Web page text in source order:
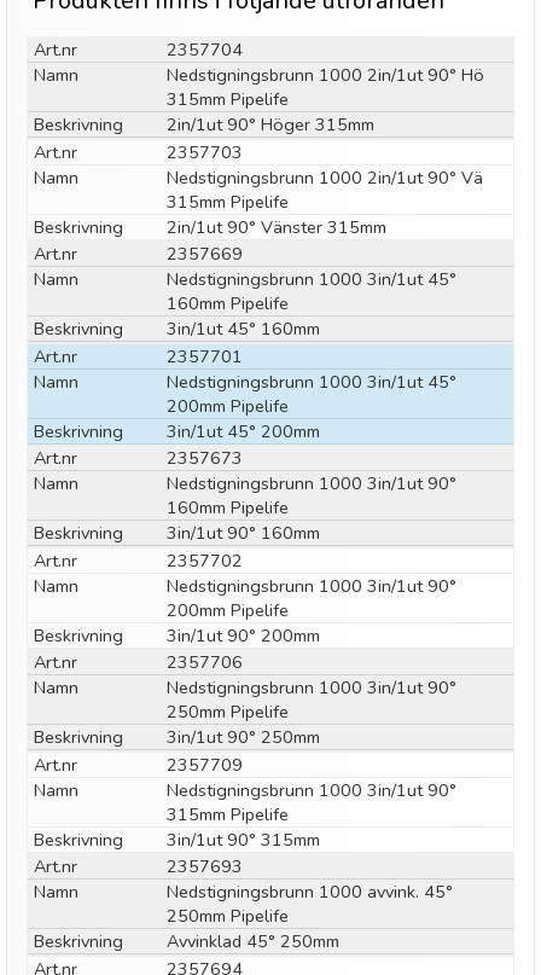
Art.nr
2357704
Namn
Nedstigningsbrunn 1000 2in/1ut 90° Hö
315mm Pipelife
Beskrivning
2in/1ut 90° Höger 315mm
Art.nr
2357703
Namn
Nedstigningsbrunn 1000 2in/1ut 90° Vä
315mm Pipelife
Beskrivning
2in/1ut 90° Vänster 315mm
Art.nr
2357669
Namn
Nedstigningsbrunn 1000 3in/1ut 45°
160mm Pipelife
Beskrivning
3in/1ut 45° 160mm
Art.nr
2357701
Namn
Nedstigningsbrunn 1000 3in/1ut 45°
200mm Pipelife
Beskrivning
3in/1ut 45° 200mm
Art.nr
2357673
Namn
Nedstigningsbrunn 1000 3in/1ut 90°
160mm Pipelife
Beskrivning
3in/1ut 90° 160mm
Art.nr
2357702
Namn
Nedstigningsbrunn 1000 3in/1ut 90°
200mm Pipelife
Beskrivning
3in/1ut 90° 200mm
Art.nr
2357706
Namn
Nedstigningsbrunn 1000 3in/1ut 90°
250mm Pipelife
Beskrivning
3in/1ut 90° 250mm
Art.nr
2357709
Namn
Nedstigningsbrunn 1000 3in/1ut 90°
315mm Pipelife
Beskrivning
3in/1ut 90° 315mm
Art.nr
2357693
Namn
Nedstigningsbrunn 1000 avvink. 45°
250mm Pipelife
Beskrivning
Avvinklad 45° 250mm
Art.nr
2357694